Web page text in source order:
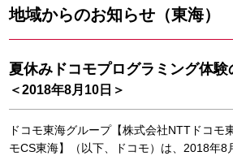
地域からのお知らせ（東海）
夏休みドコモプログラミング体験
＜2018年8月10日＞
ドコモ東海グループ【株式会社NTTドコモ
モCS東海】（以下、ドコモ）は、2018年8